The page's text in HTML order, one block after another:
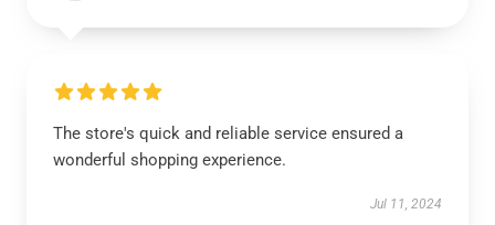
The store's quick and reliable service ensured a
wonderful shopping experience.
Jul 11, 2024